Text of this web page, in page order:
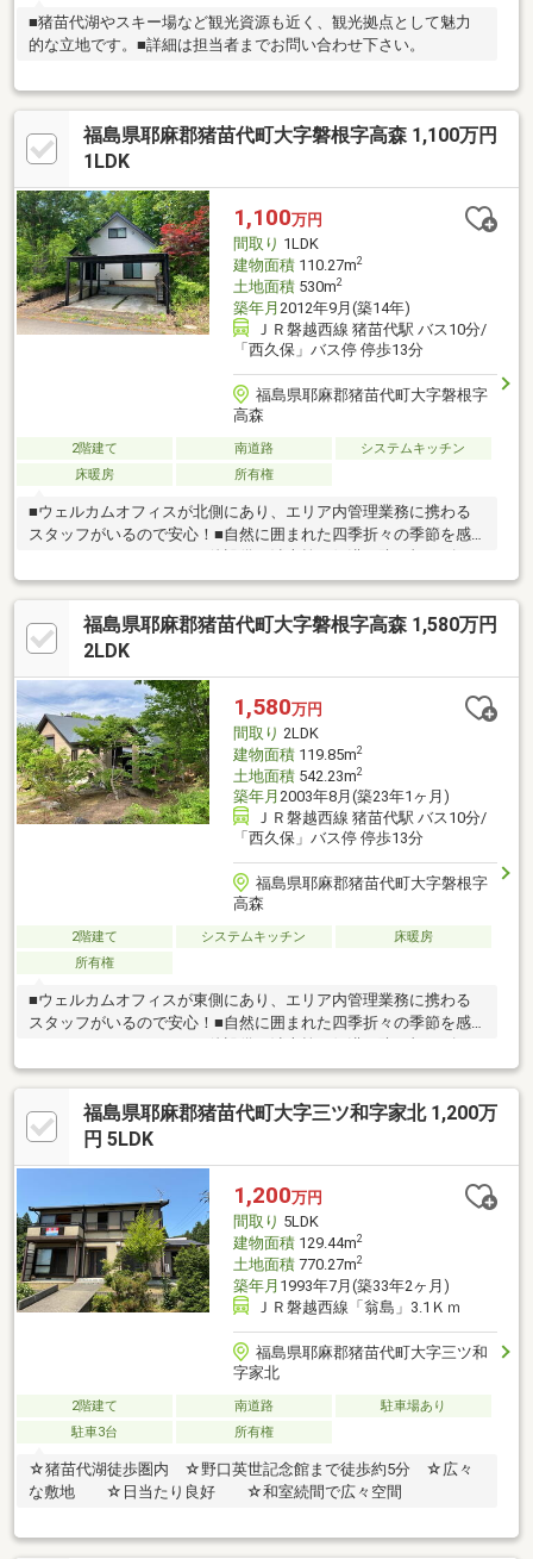
■猪苗代湖やスキー場など観光資源も近く、観光拠点として魅力
的な立地です。■詳細は担当者までお問い合わせ下さい。
福島県耶麻郡猪苗代町大字磐根字高森 1,100万円
1LDK
1,100万円
間取り 1LDK
建物面積110.27m2
土地面積530m2
築年月 2012年9月(築14年)
ＪＲ磐越西線 猪苗代駅 バス10分/
「西久保」バス停 停歩13分
福島県耶麻郡猪苗代町大字磐根字
高森
2階建て 南道路
システムキッチン
床暖房
所有権
■ウェルカムオフィスが北側にあり、エリア内管理業務に携わる
スタッフがいるので安心！■自然に囲まれた四季折々の季節を感
じるロケーション！■その他設備：消火栓、側溝、防犯灯、ゴミ
集積所■温泉引込済■ウォークインクローゼット約5帖■暖炉■1ＬＤ
Ｋ＋タタミスペース■内覧ご希望の際には、事前にご連絡をお願
い致します。ベテランスタッフがご案内致します！
福島県耶麻郡猪苗代町大字磐根字高森 1,580万円
2LDK
1,580万円
間取り 2LDK
建物面積119.85m2
土地面積542.23m2
築年月 2003年8月(築23年1ヶ月)
ＪＲ磐越西線 猪苗代駅 バス10分/
「西久保」バス停 停歩13分
福島県耶麻郡猪苗代町大字磐根字
高森
2階建て システムキッチン
床暖房
所有権
■ウェルカムオフィスが東側にあり、エリア内管理業務に携わる
スタッフがいるので安心！■自然に囲まれた四季折々の季節を感
集積所■温泉引込済■暖炉■２ＬＤＫ■床暖房（ＬD）■カーポート■
内覧ご希望の際には、事前にご連絡をお願い致します。ベテラン
スタッフがご案内致します！
福島県耶麻郡猪苗代町大字三ツ和字家北 1,200万
円 5LDK
1,200万円
間取り 5LDK
建物面積129.44m2
土地面積770.27m2
築年月 1993年7月(築33年2ヶ月)
ＪＲ磐越西線「翁島」3.1Ｋｍ
福島県耶麻郡猪苗代町大字三ツ和
字家北
2階建て 南道路
駐車場あり
駐車3台
所有権
☆猪苗代湖徒歩圏内 ☆野口英世記念館まで徒歩約5分 ☆広々
な敷地 ☆日当たり良好 ☆和室続間で広々空間